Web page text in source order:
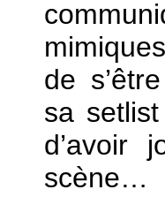
de
sa
d’avoir
scène…